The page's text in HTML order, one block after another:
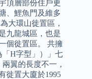
頂層部份住戶更
、鯉魚門及維多
大環山徙置區，
九龍城區，也是
個徙置區。 共擁
「H字型」）」七
翼的長度不一，
徙置大廈於1995